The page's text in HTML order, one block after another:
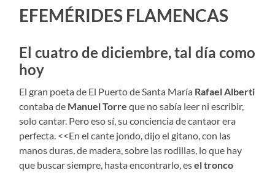
EFEMÉRIDES FLAMENCAS
El cuatro de diciembre, tal día como
hoy
El gran poeta de El Puerto de Santa María Rafael Alberti
contaba de Manuel Torre que no sabía leer ni escribir,
solo cantar. Pero eso sí, su conciencia de cantaor era
perfecta. <<En el cante jondo, dijo el gitano, con las
manos duras, de madera, sobre las rodillas, lo que hay
que buscar siempre, hasta encontrarlo, esel tronco